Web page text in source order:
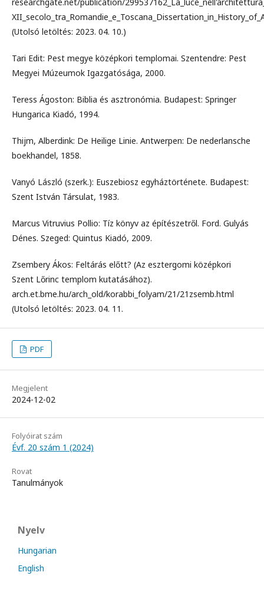
(Utolsó letöltés: 2023. 04. 10.)
Tari Edit: Pest megye középkori templomai. Szentendre: Pest
Megyei Múzeumok Igazgatósága, 2000.
Teress Ágoston: Biblia és asztronómia. Budapest: Springer
Hungarica Kiadó, 1994.
Thijm, Alberdink: De Heilige Linie. Antwerpen: De nederlansche
boekhandel, 1858.
Vanyó László (szerk.): Euszebiosz egyháztörténete. Budapest:
Szent István Társulat, 1983.
Marcus Vitruvius Pollio: Tíz könyv az építészetről. Ford. Gulyás
Dénes. Szeged: Quintus Kiadó, 2009.
Zsembery Ákos: Feltárás előtt? (Az esztergomi középkori
Szent Lőrinc templom kutatásához).
arch.et.bme.hu/arch_old/korabbi_folyam/21/21zsemb.html
(Utolsó letöltés: 2023. 04. 11.
PDF
Megjelent
2024-12-02
Folyóirat szám
Évf. 20 szám 1 (2024)
Rovat
Tanulmányok
Nyelv
Hungarian
English